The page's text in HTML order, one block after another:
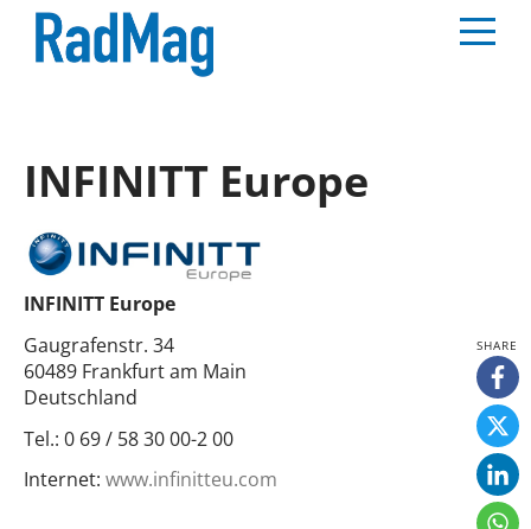
INFINITT Europe
INFINITT Europe
Gaugrafenstr. 34
60489 Frankfurt am Main
Deutschland
Tel.: 0 69 / 58 30 00-2 00
Internet: www.infinitteu.com